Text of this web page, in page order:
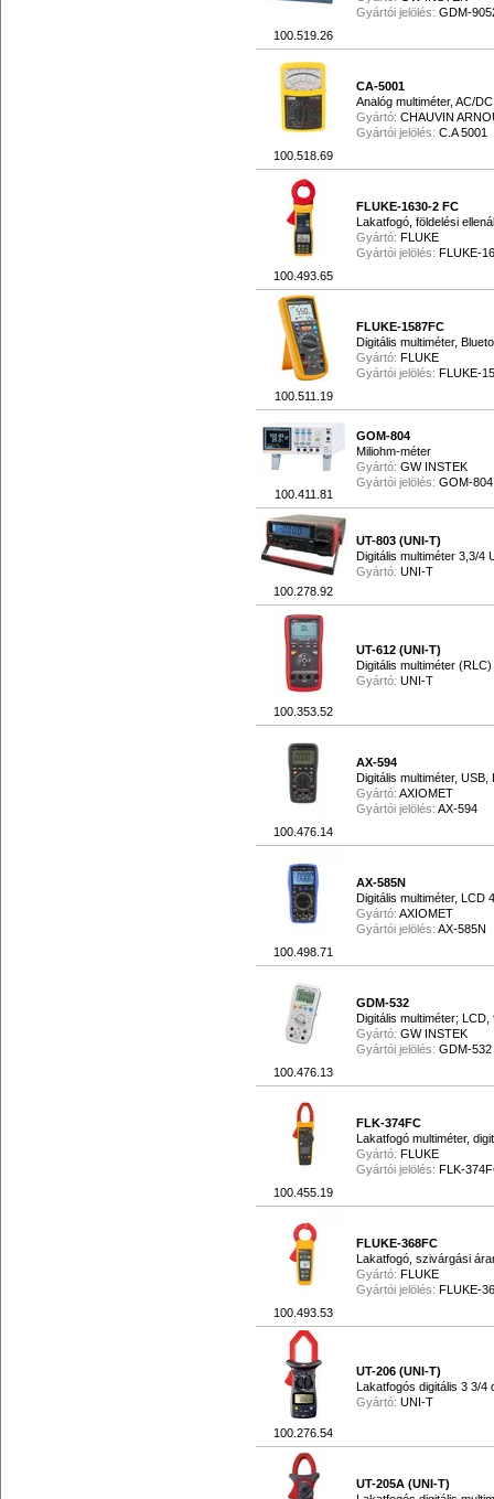
30 V feletti ves… (3)
RJ45 tesztaljzat (1)
csatlakózó dugó:… (1)
adó interfész: R… (1)
méréshatár alacs… (1)
beépített memóri… (1)
100.519.26
Gyártói jelölés: GDM-
100.518.69
CA-5001
Analóg multiméter, AC/
Gyártó: CHAUVIN
Gyártói jelölés: C.A 5001
100.493.65
FLUKE-1630-2 FC
Lakatfogó, földelési
Gyártó: FLUKE
Gyártói jelölés: FLUKE-
100.511.19
FLUKE-1587FC
Digitális multiméter,
Gyártó: FLUKE
Gyártói jelölés: FLUKE-
100.411.81
GOM-804
Miliohm-méter
Gyártó: GW INSTEK
Gyártói jelölés: GOM-804
100.278.92
UT-803 (UNI-T)
Digitális multiméter 3,3/4
Gyártó: UNI-T
100.353.52
UT-612 (UNI-T)
Digitális multiméter (RLC)
Gyártó: UNI-T
100.476.14
AX-594
Digitális multiméter,
Gyártó: AXIOMET
Gyártói jelölés: AX-594
100.498.71
AX-585N
Digitális multiméter, LCD
Gyártó: AXIOMET
Gyártói jelölés: AX-585N
100.476.13
GDM-532
Digitális multiméter;
Gyártó: GW INSTEK
Gyártói jelölés: GDM-532
100.455.19
FLK-374FC
Lakatfogó multiméter,
Gyártó: FLUKE
Gyártói jelölés: FLK-
100.493.53
FLUKE-368FC
Lakatfogó, szivárgási
Gyártó: FLUKE
Gyártói jelölés: FLUKE-
100.276.54
UT-206 (UNI-T)
Lakatfogós digitális 3 3/4
Gyártó: UNI-T
UT-205A (UNI-T)